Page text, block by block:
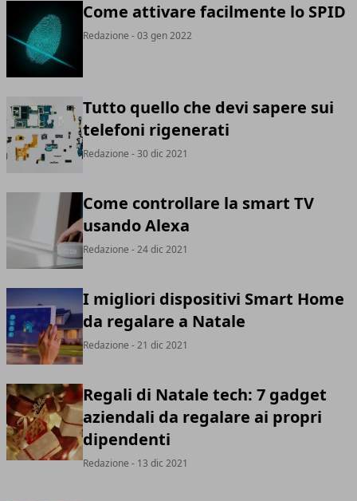
Come attivare facilmente lo SPID
Redazione - 03 gen 2022
Tutto quello che devi sapere sui
telefoni rigenerati
Redazione - 30 dic 2021
Come controllare la smart TV
usando Alexa
Redazione - 24 dic 2021
I migliori dispositivi Smart Home
da regalare a Natale
Redazione - 21 dic 2021
Regali di Natale tech: 7 gadget
aziendali da regalare ai propri
dipendenti
Redazione - 13 dic 2021